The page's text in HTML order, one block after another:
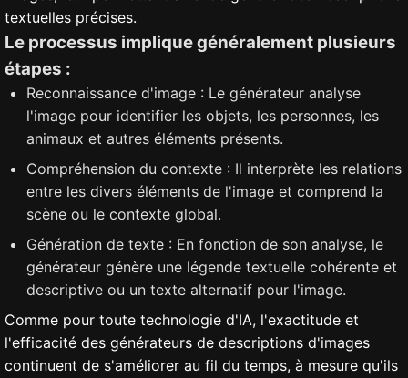
textuelles précises.
Le processus implique généralement plusieurs
étapes :
Reconnaissance d'image : Le générateur analyse
l'image pour identifier les objets, les personnes, les
animaux et autres éléments présents.
Compréhension du contexte : Il interprète les relations
entre les divers éléments de l'image et comprend la
scène ou le contexte global.
Génération de texte : En fonction de son analyse, le
générateur génère une légende textuelle cohérente et
descriptive ou un texte alternatif pour l'image.
Comme pour toute technologie d'IA, l'exactitude et
l'efficacité des générateurs de descriptions d'images
continuent de s'améliorer au fil du temps, à mesure qu'ils